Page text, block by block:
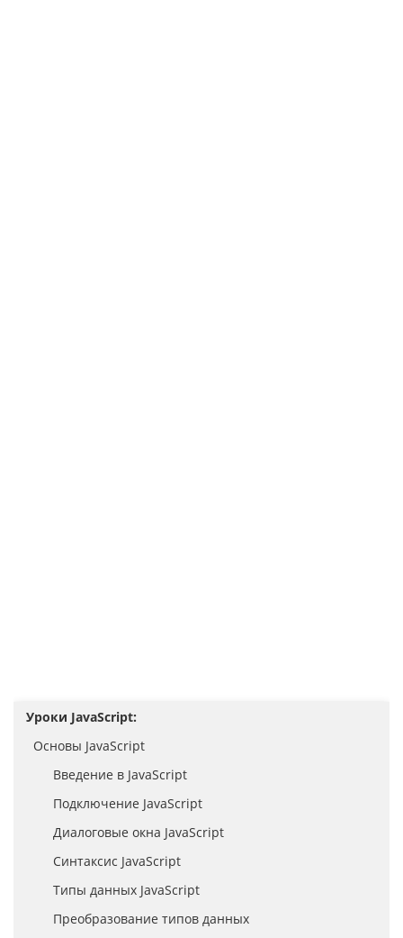
Уроки JavaScript:
Основы JavaScript
Введение в JavaScript
Подключение JavaScript
Диалоговые окна JavaScript
Синтаксис JavaScript
Типы данных JavaScript
Преобразование типов данных